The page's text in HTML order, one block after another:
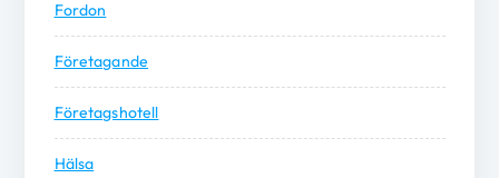
Fordon
Företagande
Företagshotell
Hälsa